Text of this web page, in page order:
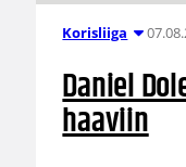
Korisliiga
Daniel
haaviin